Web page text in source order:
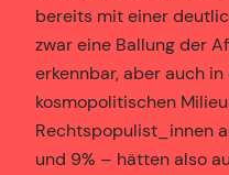
bereits mit einer
zwar eine Ballung der
erkennbar, aber auch
kosmopolitischen
Rechtspopulist_innen
und 9% – hätten also